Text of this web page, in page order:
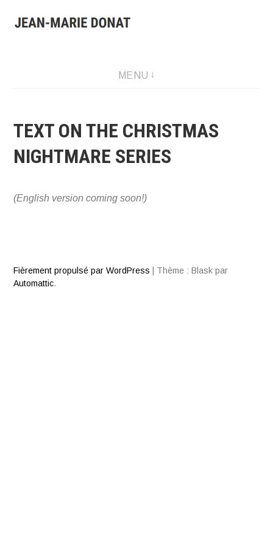
Aller
Presentation of Jean-Marie Donat work: artist, collector and
MENU
TEXT ON THE CHRISTMAS
NIGHTMARE SERIES
(English version coming soon!)
Fièrement propulsé par WordPress
Thème : Blask par
Automattic.